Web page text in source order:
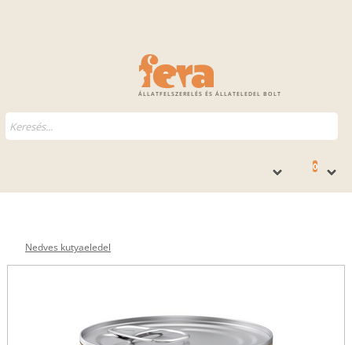
ÁLLATFELSZERELÉS ÉS ÁLLATELEDEL BOLT
0
Nedves kutyaeledel